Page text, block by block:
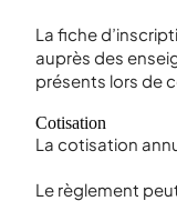
La fiche
auprès des
présents lors de
Cotisation
La cotisation
Le règlement